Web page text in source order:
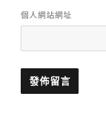
個人網站網址